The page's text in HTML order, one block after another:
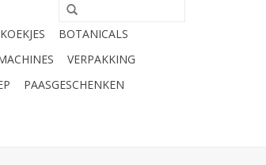
BOTANICALS
VERPAKKING
PAASGESCHENKEN